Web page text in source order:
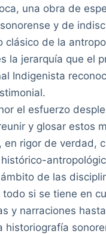
una obra de
y de
clásico de la
la jerarquía que el
Indigenista
el esfuerzo
y glosar estos
en rigor de verdad,
de las
si se tiene en
y narraciones
historiografía